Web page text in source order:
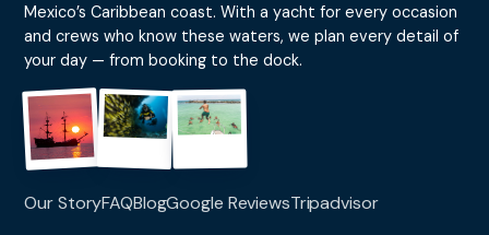
Mexico’s Caribbean coast. With a yacht for every occasion
and crews who know these waters, we plan every detail of
your day — from booking to the dock.
Our StoryFAQBlogGoogle ReviewsTripadvisor